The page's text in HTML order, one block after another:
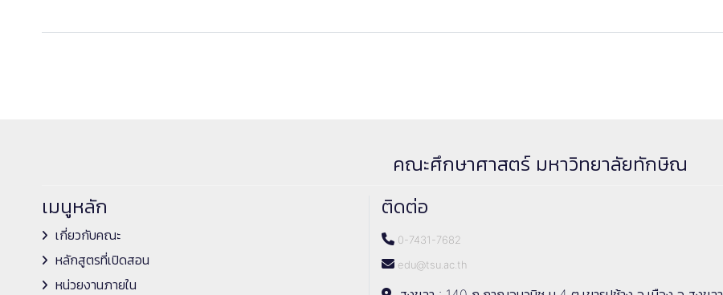
คณะศึกษาศาสตร์ มหาวิทยาลัยทักษิณ
เมนูหลัก
เกี่ยวกับคณะ
หลักสูตรที่เปิดสอน
หน่วยงานภายใน
ติดต่อ
0-7431-7682
edu@tsu.ac.th